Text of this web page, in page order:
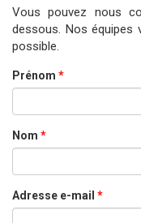
Vous pouvez nous
dessous. Nos équipes
possible.
Prénom *
Nom *
Adresse e-mail *